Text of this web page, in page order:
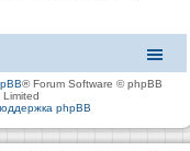
® Forum Software © phpBB
Limited
phpBB